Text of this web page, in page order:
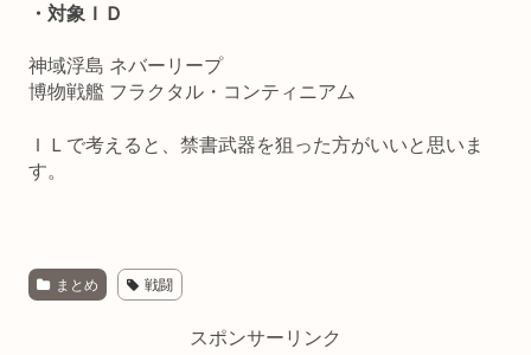
・対象ＩＤ
神域浮島 ネバーリープ
博物戦艦 フラクタル・コンティニアム
ＩＬで考えると、禁書武器を狙った方がいいと思いま
す。
まとめ 戦闘
スポンサーリンク